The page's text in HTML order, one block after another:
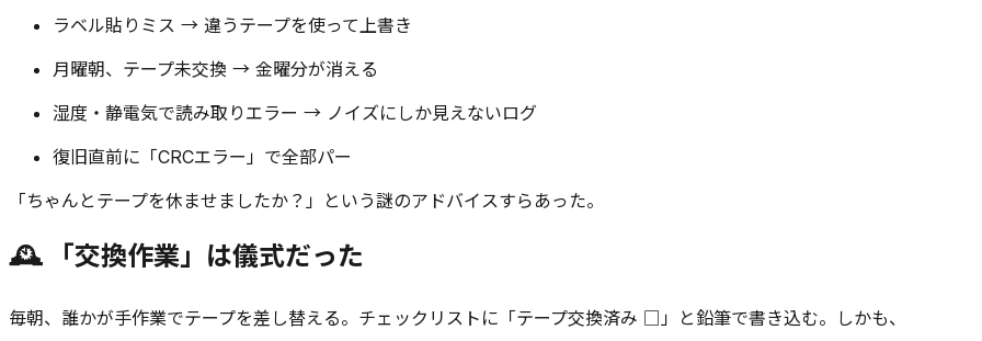
ラベル貼りミス → 違うテープを使って上書き
月曜朝、テープ未交換 → 金曜分が消える
湿度・静電気で読み取りエラー → ノイズにしか見えないログ
復旧直前に「CRCエラー」で全部パー
「ちゃんとテープを休ませましたか？」という謎のアドバイスすらあった。
🕰️ 「交換作業」は儀式だった
毎朝、誰かが手作業でテープを差し替える。チェックリストに「テープ交換済み □」と鉛筆で書き込む。しかも、